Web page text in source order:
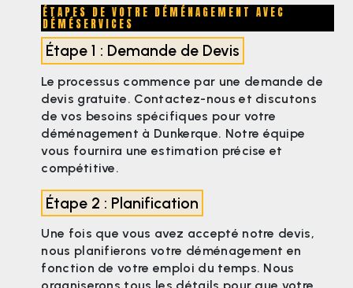
ÉTAPES DE VOTRE DÉMÉNAGEMENT AVEC
DÉMÉSERVICES
Étape 1 : Demande de Devis
Le processus commence par une demande de
devis gratuite. Contactez-nous et discutons
de vos besoins spécifiques pour votre
déménagement à Dunkerque. Notre équipe
vous fournira une estimation précise et
compétitive.
Étape 2 : Planification
Une fois que vous avez accepté notre devis,
nous planifierons votre déménagement en
fonction de votre emploi du temps. Nous